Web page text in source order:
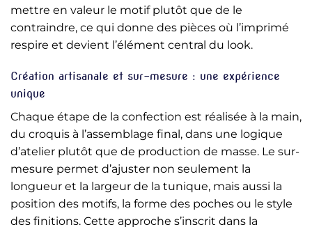
mettre en valeur le motif plutôt que de le
contraindre, ce qui donne des pièces où l’imprimé
respire et devient l’élément central du look.
Création artisanale et sur-mesure : une expérience
unique
Chaque étape de la confection est réalisée à la main,
du croquis à l’assemblage final, dans une logique
d’atelier plutôt que de production de masse. Le sur-
mesure permet d’ajuster non seulement la
longueur et la largeur de la tunique, mais aussi la
position des motifs, la forme des poches ou le style
des finitions. Cette approche s’inscrit dans la